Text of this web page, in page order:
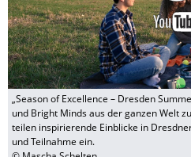
„Season of Excellence – Dresden
und Bright Minds aus der ganzen Welt
teilen inspirierende Einblicke in
und Teilnahme ein.